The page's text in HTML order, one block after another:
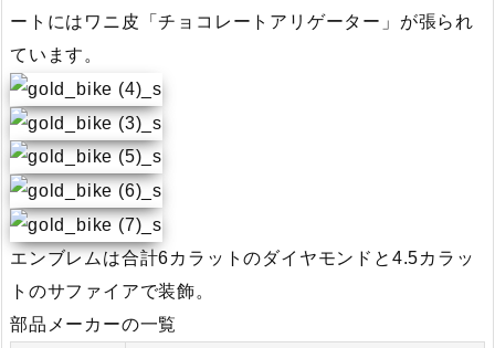
ートにはワニ皮「チョコレートアリゲーター」が張られ
ています。
エンブレムは合計6カラットのダイヤモンドと4.5カラッ
トのサファイアで装飾。
部品メーカーの一覧